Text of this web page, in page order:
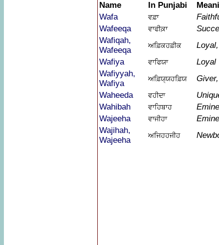
Name In Punjabi
Wafa
ਵਫ਼ਾ
Wafeeqa
ਵਾਫੀਕ਼ਾ
Wafiqah,
Wafeeqa
ਅਫ਼ਿਕਹਫ਼ੀਕ
Wafiya
ਵਾਫਿਯਾ
Loyal
Wafiyyah,
Wafiya
ਅਫ਼ਿਯ੍ਯਹਫ਼ਿਯ
Waheeda
ਵਹੀਦਾ
Wahibah
ਵਾਹਿਬਾਹ
Wajeeha
ਵਾਜੀਹਾ
Wajihah,
Wajeeha
ਅਜਿਹਹਜੀਹ